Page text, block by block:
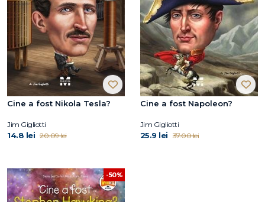
Cine a fost Nikola Tesla?
Jim Gigliotti
14.8 lei 20.09 lei
Cine a fost Napoleon?
Jim Gigliotti
25.9 lei 37.00 lei
-50%